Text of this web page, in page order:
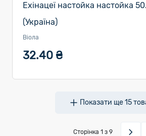
Ехінацеї настойка настойка
(Україна)
Віола
32.40 ₴
Показати ще15
Сторінка 1 з 9